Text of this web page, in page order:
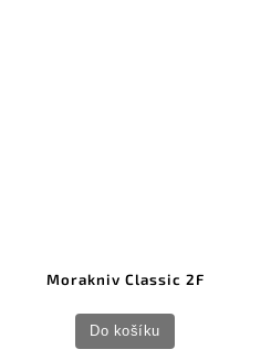
Morakniv Classic 2F
Do košíku